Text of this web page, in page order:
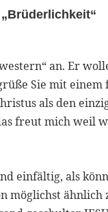
an. Er
Sie mit
als den
freut mich weil
einfältig, als
möglichst ähnlich